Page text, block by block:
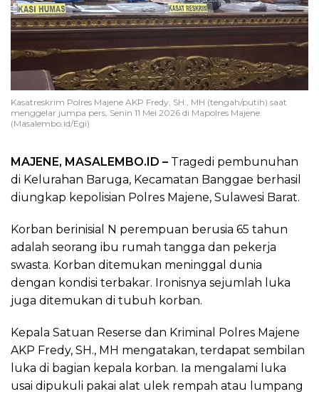
Kasatreskrim Polres Majene AKP Fredy, SH., MH (tengah/putih) saat
menggelar jumpa pers, Senin 11 Mei 2026 di Mapolres Majene.
(Masalembo.id/Egi)
MAJENE, MASALEMBO.ID – Tragedi pembunuhan
di Kelurahan Baruga, Kecamatan Banggae berhasil
diungkap kepolisian Polres Majene, Sulawesi Barat.
Korban berinisial N perempuan berusia 65 tahun
adalah seorang ibu rumah tangga dan pekerja
swasta. Korban ditemukan meninggal dunia
dengan kondisi terbakar. Ironisnya sejumlah luka
juga ditemukan di tubuh korban.
Kepala Satuan Reserse dan Kriminal Polres Majene
AKP Fredy, SH., MH mengatakan, terdapat sembilan
luka di bagian kepala korban. Ia mengalami luka
usai dipukuli pakai alat ulek rempah atau lumpang